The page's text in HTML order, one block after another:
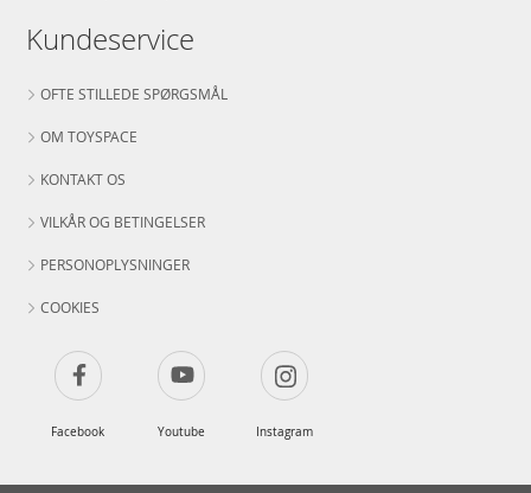
Kundeservice
OFTE STILLEDE SPØRGSMÅL
OM TOYSPACE
KONTAKT OS
VILKÅR OG BETINGELSER
PERSONOPLYSNINGER
COOKIES
Facebook Youtube Instagram